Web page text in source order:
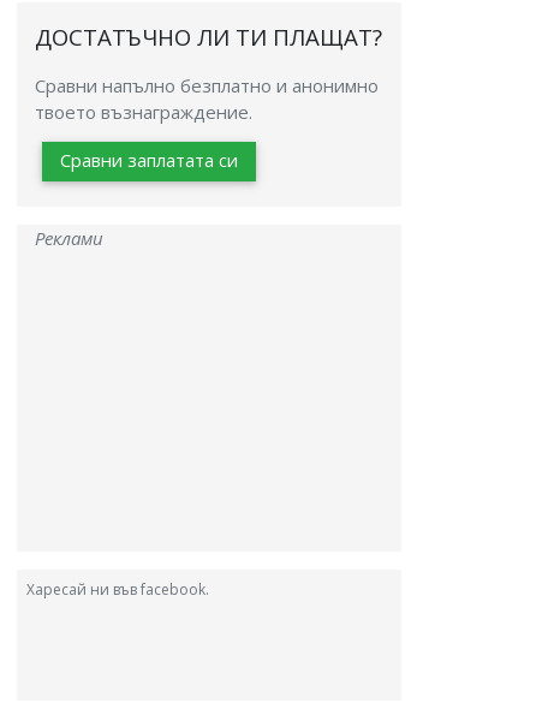
ДОСТАТЪЧНО ЛИ ТИ ПЛАЩАТ?
Сравни напълно безплатно и анонимно
твоето възнаграждение.
Сравни заплатата си
Реклами
Харесай ни във facebook.